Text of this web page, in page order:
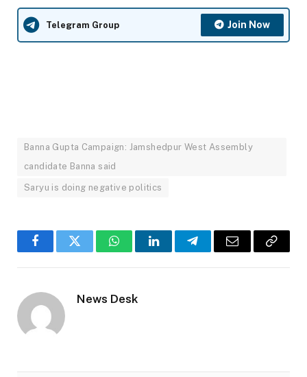
Telegram Group Join Now
Banna Gupta Campaign: Jamshedpur West Assembly
candidate Banna said
Saryu is doing negative politics
FacebookTwitter WhatsAppLinkedInTelegramEmail
Copy
News Desk